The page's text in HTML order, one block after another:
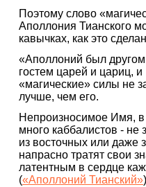
Поэтому слово
Аполлония Тианского
кавычках, как это
«Аполлоний был
гостем царей и цариц,
«магические» силы не
лучше, чем его.
Непроизносимое Имя, в
много каббалистов -
из восточных или даже
напрасно тратят свои
латентным в сердце
(«Аполлоний Тианский»